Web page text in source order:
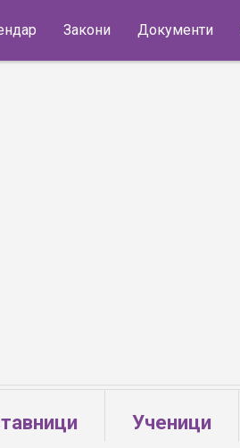
Закони Документи
Ученици